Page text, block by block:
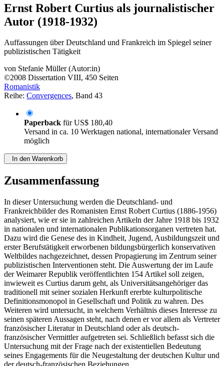
Ernst Robert Curtius als journalistischer
Autor (1918-1932)
Auffassungen über Deutschland und Frankreich im Spiegel seiner
publizistischen Tätigkeit
von Stefanie Müller (Autor:in)
©2008 Dissertation VIII, 450 Seiten
Romanistik
Reihe: Convergences, Band 43
Paperback fürUS$ 180,40
Versand in ca. 10 Werktagen national, internationaler Versand
möglich
In den Warenkorb
Zusammenfassung
In dieser Untersuchung werden die Deutschland- und
Frankreichbilder des Romanisten Ernst Robert Curtius (1886-1956)
analysiert, wie er sie in zahlreichen Artikeln der Jahre 1918 bis 1932
in nationalen und internationalen Publikationsorganen vertreten hat.
Dazu wird die Genese des in Kindheit, Jugend, Ausbildungszeit und
erster Berufstätigkeit erworbenen bildungsbürgerlich konservativen
Weltbildes nachgezeichnet, dessen Propagierung im Zentrum seiner
publizistischen Interventionen steht. Die Auswertung der im Laufe
der Weimarer Republik veröffentlichten 154 Artikel soll zeigen,
inwieweit es Curtius darum geht, als Universitätsangehöriger das
traditionell mit seiner sozialen Herkunft ererbte kulturpolitische
Definitionsmonopol in Gesellschaft und Politik zu wahren. Des
Weiteren wird untersucht, in welchem Verhältnis dieses Interesse zu
seinen späteren Aussagen steht, nach denen er vor allem als Vertreter
französischer Literatur in Deutschland oder als deutsch-
französischer Vermittler aufgetreten sei. Schließlich befasst sich die
Untersuchung mit der Frage nach der existentiellen Bedeutung
seines Engagements für die Neugestaltung der deutschen Kultur und